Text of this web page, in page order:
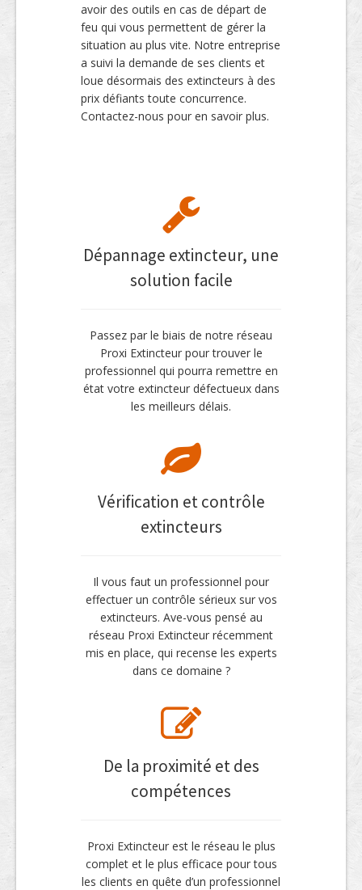
avoir des outils en cas de départ de
feu qui vous permettent de gérer la
situation au plus vite. Notre entreprise
a suivi la demande de ses clients et
loue désormais des extincteurs à des
prix défiants toute concurrence.
Contactez-nous pour en savoir plus.
Dépannage extincteur, une
solution facile
Passez par le biais de notre réseau
Proxi Extincteur pour trouver le
professionnel qui pourra remettre en
état votre extincteur défectueux dans
les meilleurs délais.
Vérification et contrôle
extincteurs
Il vous faut un professionnel pour
effectuer un contrôle sérieux sur vos
extincteurs. Ave-vous pensé au
réseau Proxi Extincteur récemment
mis en place, qui recense les experts
dans ce domaine ?
De la proximité et des
compétences
Proxi Extincteur est le réseau le plus
complet et le plus efficace pour tous
les clients en quête d’un professionnel